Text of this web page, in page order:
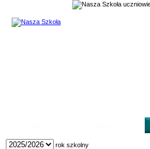
rok szkolny